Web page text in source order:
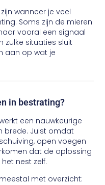
wanneer je veel
Soms zijn de mieren
vooral een signaal
zulke situaties sluit
aan op wat je
in bestrating?
een nauwkeurige
brede. Juist omdat
open voegen
dat de oplossing
nest zelf.
met overzicht: